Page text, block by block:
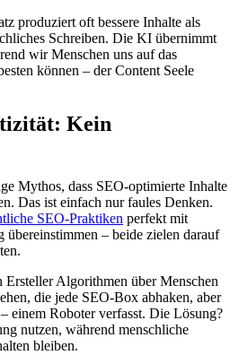
produziert oft bessere Inhalte als
Schreiben. Die KI übernimmt
wir Menschen uns auf das
können – der Content Seele
Kein
Mythos, dass SEO-optimierte Inhalte
Das ist einfach nur faules Denken.
SEO-Praktiken perfekt mit
übereinstimmen – beide zielen darauf
Ersteller Algorithmen über Menschen
die jede SEO-Box abhaken, aber
einem Roboter verfasst. Die Lösung?
nutzen, während menschliche
bleiben.